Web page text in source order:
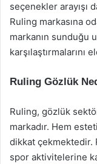
seçenekler arayışı
Ruling markasına
markanın sunduğu
karşılaştırmalarını
Ruling Gözlük
Ruling, gözlük
markadır. Hem
dikkat çekmektedir.
spor aktivitelerine